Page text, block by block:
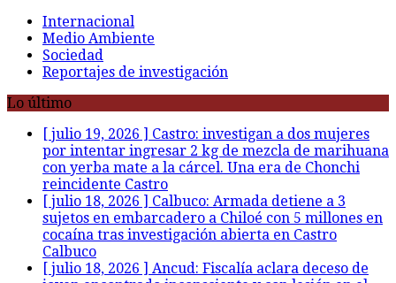
Internacional
Medio Ambiente
Sociedad
Reportajes de investigación
Lo último
[ julio 19, 2026 ] Castro: investigan a dos mujeres
por intentar ingresar 2 kg de mezcla de marihuana
con yerba mate a la cárcel. Una era de Chonchi
reincidente Castro
[ julio 18, 2026 ] Calbuco: Armada detiene a 3
sujetos en embarcadero a Chiloé con 5 millones en
cocaína tras investigación abierta en Castro
Calbuco
[ julio 18, 2026 ] Ancud: Fiscalía aclara deceso de